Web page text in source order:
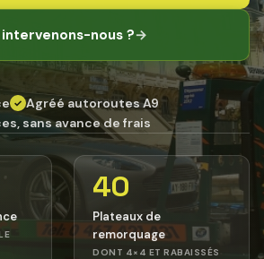
intervenons-nous ?→
✓ Agréé autoroutes A9
sans avance de frais
40
Plateaux de
remorquage
DONT 4×4 ET RABAISSÉS